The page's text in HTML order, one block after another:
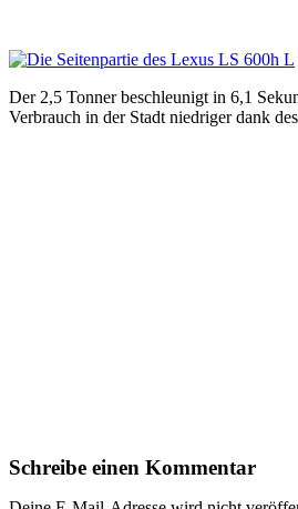
Der 2,5 Tonner beschleunigt in 6,1
Verbrauch in der Stadt niedriger dank
Schreibe einen Kommentar